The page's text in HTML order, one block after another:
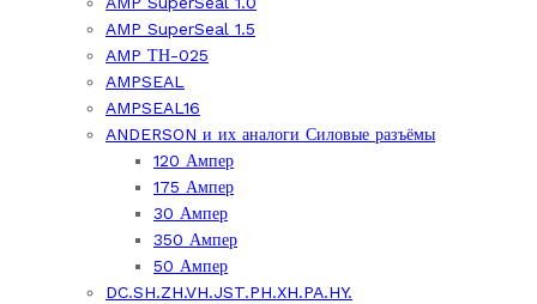
AMP SuperSeal 1.5
AMP ТН-025
AMPSEAL
AMPSEAL16
ANDERSON и их аналоги Силовые разъёмы
120 Ампер
175 Ампер
30 Ампер
350 Ампер
50 Ампер
DC.SH.ZH.VH.JST.PH.XH.PA.HY.